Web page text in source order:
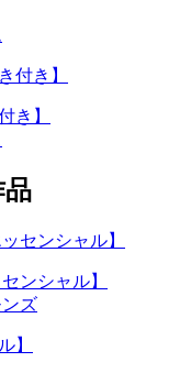
き】
ンシャル】
ズ